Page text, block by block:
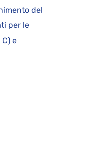
del
per le
e